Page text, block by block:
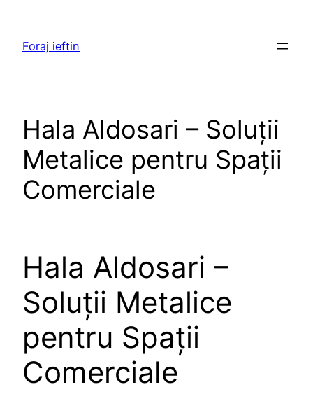
content
Foraj ieftin
Hala Aldosari – Soluții
Metalice pentru Spații
Comerciale
Hala Aldosari –
Soluții Metalice
pentru Spații
Comerciale